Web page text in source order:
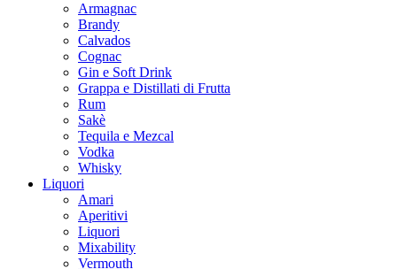
Armagnac
Brandy
Calvados
Cognac
Gin e Soft Drink
Grappa e Distillati di Frutta
Rum
Sakè
Tequila e Mezcal
Vodka
Whisky
Liquori
Amari
Aperitivi
Liquori
Mixability
Vermouth